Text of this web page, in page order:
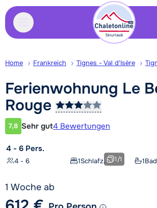
Home Frankreich Tignes - Val d'Isère
Ferienwohnung Le
Rouge
Kundenbewertung
7,8 Sehr gut4 Bewertungen
4 - 6 Pers.
4 - 6 1Schlafz. 1
1/1
1 Woche ab